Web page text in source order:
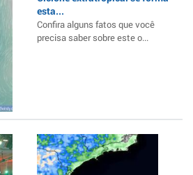
esta...
Confira alguns fatos que você
precisa saber sobre este o...